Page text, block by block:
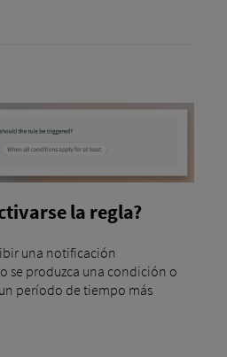
la regla?
una notificación
se produzca una condición o
período de tiempo más